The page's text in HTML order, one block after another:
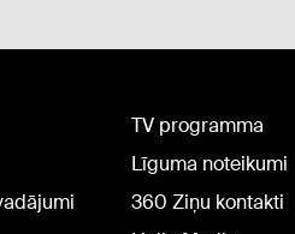
TV programma
Līguma noteikumi
360 Ziņu kontakti